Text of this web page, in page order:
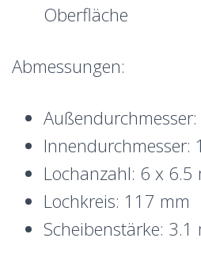
Oberfläche
Abmessungen:
Innendurchmesser:
Lochanzahl: 6 x 6.5
Lochkreis: 117 mm
Scheibenstärke: 3.1